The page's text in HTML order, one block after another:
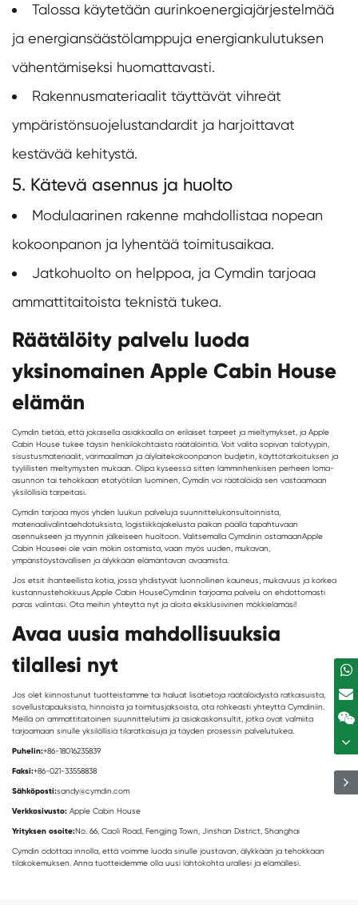
Talossa käytetään aurinkoenergiajärjestelmää
ja energiansäästölamppuja energiankulutuksen
vähentämiseksi huomattavasti.
Rakennusmateriaalit täyttävät vihreät
ympäristönsuojelustandardit ja harjoittavat
kestävää kehitystä.
5. Kätevä asennus ja huolto
Modulaarinen rakenne mahdollistaa nopean
kokoonpanon ja lyhentää toimitusaikaa.
Jatkohuolto on helppoa, ja Cymdin tarjoaa
ammattitaitoista teknistä tukea.
Räätälöity palvelu luoda
yksinomainen Apple Cabin House
elämän
Cymdin tietää, että jokaisella asiakkaalla on erilaiset tarpeet ja mieltymykset, ja Apple
Cabin House tukee täysin henkilökohtaista räätälöintiä. Voit valita sopivan talotyypin,
sisustusmateriaalit, värimaailman ja älylaitekokoonpanon budjetin, käyttötarkoituksen ja
tyylillisten mieltymysten mukaan. Olipa kyseessä sitten lämminhenkisen perheen loma-
asunnon tai tehokkaan etätyötilan luominen, Cymdin voi räätälöidä sen vastaamaan
yksilöllisiä tarpeitasi.
Cymdin tarjoaa myös yhden luukun palveluja suunnittelukonsultoinnista,
materiaalivalintaehdotuksista, logistiikkajakelusta paikan päällä tapahtuvaan
asennukseen ja myynnin jälkeiseen huoltoon. Valitsemalla Cymdinin ostamaanApple
Cabin Houseei ole vain mökin ostamista, vaan myös uuden, mukavan,
ympäristöystävällisen ja älykkään elämäntavan avaamista.
Jos etsit ihanteellista kotia, jossa yhdistyvät luonnollinen kauneus, mukavuus ja korkea
kustannustehokkuus, Apple Cabin HouseCymdinin tarjoama palvelu on ehdottomasti
paras valintasi. Ota meihin yhteyttä nyt ja aloita eksklusiivinen mökkielämäsi!
Avaa uusia mahdollisuuksia
tilallesi nyt
Jos olet kiinnostunut tuotteistamme tai haluat lisätietoja räätälöidyistä ratkaisuista,
sovellustapauksista, hinnoista ja toimitusjaksoista, ota rohkeasti yhteyttä Cymdiniin.
Meillä on ammattitaitoinen suunnittelutiimi ja asiakaskonsultit, jotka ovat valmiita
tarjoamaan sinulle yksilöllisiä tilaratkaisuja ja täyden prosessin palvelutukea.
Puhelin:+86-18016235839
Faksi:+86-021-33558838
Sähköposti:sandy@cymdin.com
Verkkosivusto: Apple Cabin House
Yrityksen osoite:No. 66, Caoli Road, Fengjing Town, Jinshan District, Shanghai
Cymdin odottaa innolla, että voimme luoda sinulle joustavan, älykkään ja tehokkaan
tilakokemuksen. Anna tuotteidemme olla uusi lähtökohta urallesi ja elämällesi.